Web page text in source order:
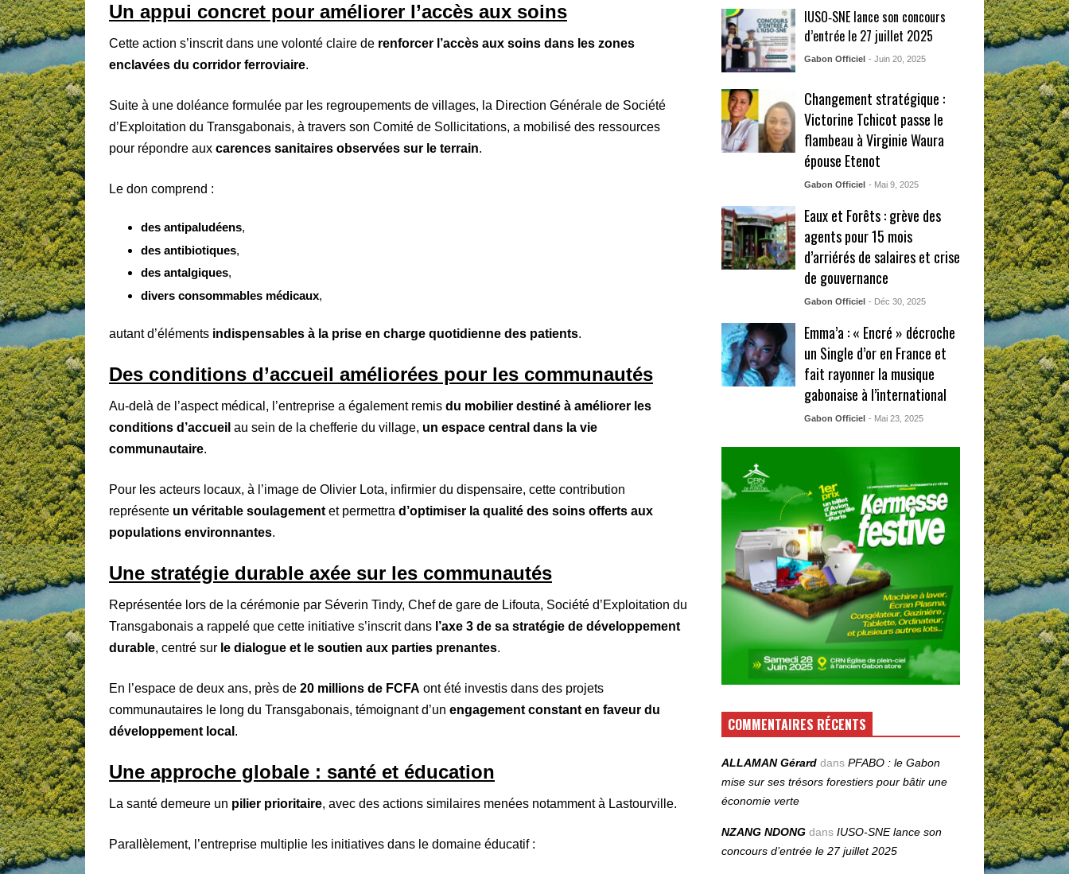
Un appui concret pour améliorer l’accès aux soins
Cette action s’inscrit dans une volonté claire de renforcer l’accès aux soins dans les zones
enclavées du corridor ferroviaire.
Suite à une doléance formulée par les regroupements de villages, la Direction Générale de Société
d’Exploitation du Transgabonais, à travers son Comité de Sollicitations, a mobilisé des ressources
pour répondre aux carences sanitaires observées sur le terrain.
Le don comprend :
des antipaludéens,
des antibiotiques,
des antalgiques,
divers consommables médicaux,
autant d’éléments indispensables à la prise en charge quotidienne des patients.
Des conditions d’accueil améliorées pour les communautés
Au-delà de l’aspect médical, l’entreprise a également remis du mobilier destiné à améliorer les
conditions d’accueil au sein de la chefferie du village, un espace central dans la vie
communautaire.
Pour les acteurs locaux, à l’image de Olivier Lota, infirmier du dispensaire, cette contribution
représente un véritable soulagement et permettra d’optimiser la qualité des soins offerts aux
populations environnantes.
Une stratégie durable axée sur les communautés
Représentée lors de la cérémonie par Séverin Tindy, Chef de gare de Lifouta, Société d’Exploitation du
Transgabonais a rappelé que cette initiative s’inscrit dans l’axe 3 de sa stratégie de développement
durable, centré sur le dialogue et le soutien aux parties prenantes.
En l’espace de deux ans, près de 20 millions de FCFA ont été investis dans des projets
communautaires le long du Transgabonais, témoignant d’un engagement constant en faveur du
développement local .
Une approche globale : santé et éducation
La santé demeure un pilier prioritaire, avec des actions similaires menées notamment à Lastourville.
Parallèlement, l’entreprise multiplie les initiatives dans le domaine éducatif :
IUSO‑SNE lance son concours
d’entrée le 27 juillet 2025
Gabon Officiel - Juin 20, 2025
Changement stratégique :
Victorine Tchicot passe le
flambeau à Virginie Waura
épouse Etenot
Gabon Officiel - Mai 9, 2025
Eaux et Forêts : grève des
agents pour 15 mois
d’arriérés de salaires et crise
de gouvernance
Gabon Officiel - Déc 30, 2025
Emma’a : « Encré » décroche
un Single d’or en France et
fait rayonner la musique
gabonaise à l’international
Gabon Officiel - Mai 23, 2025
COMMENTAIRES RÉCENTS
ALLAMAN Gérard dansPFABO : le Gabon
mise sur ses trésors forestiers pour bâtir une
économie verte
NZANG NDONG dansIUSO‑SNE lance son
concours d’entrée le 27 juillet 2025